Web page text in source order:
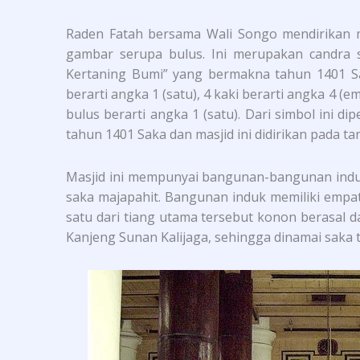
Raden Fatah bersama Wali Songo
gambar serupa bulus. Ini merupakan
Kertaning Bumi” yang bermakna tahun 1401
berarti angka 1 (satu), 4 kaki berarti angka 4
bulus berarti angka 1 (satu). Dari simbol ini
tahun 1401 Saka dan masjid ini didirikan pada
Masjid ini mempunyai bangunan-bangunan
saka majapahit. Bangunan induk memiliki
satu dari tiang utama tersebut konon berasal
Kanjeng Sunan Kalijaga, sehingga dinamai saka